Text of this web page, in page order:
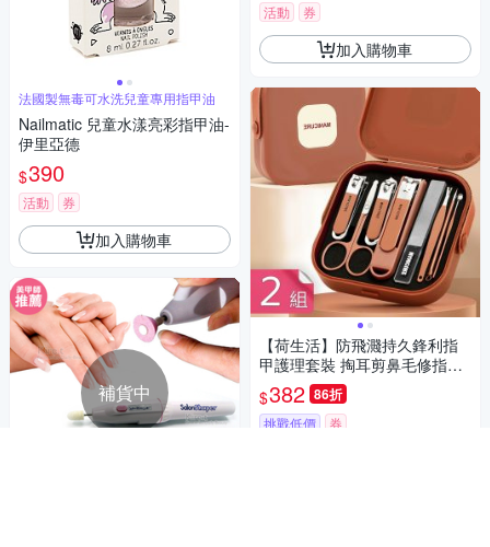
法國製無毒可水洗兒童專用指甲油
Nailmatic 兒童水漾亮彩指甲油-
伊里亞德
$390
活動 券
加入購物車
補貨中
活動 券
加入購物車
【荷生活】防飛濺持久鋒利指
甲護理套裝 掏耳剪鼻毛修指甲
精修護理套組-2入組
$382 86折
挑戰低價 券